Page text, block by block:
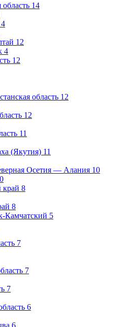
область 14
4
12
4
12
область 12
12
11
(Якутия) 11
Осетия — Алания 10
край 8
8
Камчатский 5
7
7
7
6
6